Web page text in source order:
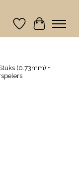
Verlanglijst
(0.73mm) +